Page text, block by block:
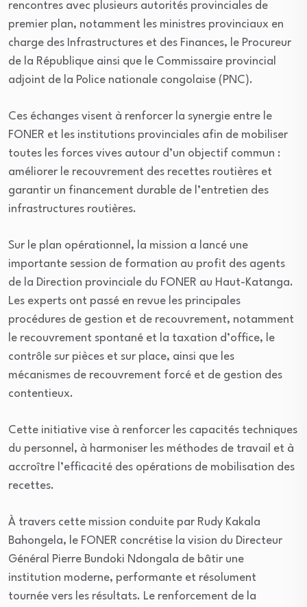
rencontres avec plusieurs autorités provinciales de
premier plan, notamment les ministres provinciaux en
charge des Infrastructures et des Finances, le Procureur
de la République ainsi que le Commissaire provincial
adjoint de la Police nationale congolaise (PNC).
Ces échanges visent à renforcer la synergie entre le
FONER et les institutions provinciales afin de mobiliser
toutes les forces vives autour d’un objectif commun :
améliorer le recouvrement des recettes routières et
garantir un financement durable de l’entretien des
infrastructures routières.
Sur le plan opérationnel, la mission a lancé une
importante session de formation au profit des agents
de la Direction provinciale du FONER au Haut-Katanga.
Les experts ont passé en revue les principales
procédures de gestion et de recouvrement, notamment
le recouvrement spontané et la taxation d’office, le
contrôle sur pièces et sur place, ainsi que les
mécanismes de recouvrement forcé et de gestion des
contentieux.
Cette initiative vise à renforcer les capacités techniques
du personnel, à harmoniser les méthodes de travail et à
accroître l’efficacité des opérations de mobilisation des
recettes.
À travers cette mission conduite par Rudy Kakala
Bahongela, le FONER concrétise la vision du Directeur
Général Pierre Bundoki Ndongala de bâtir une
institution moderne, performante et résolument
tournée vers les résultats. Le renforcement de la